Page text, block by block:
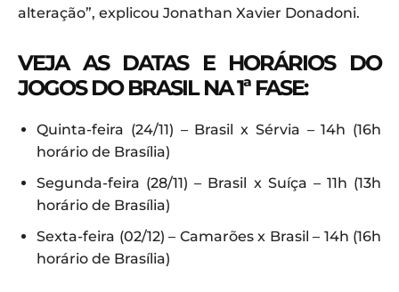
alteração”, explicou Jonathan Xavier Donadoni.
VEJA AS DATAS E HORÁRIOS DO
JOGOS DO BRASIL NA 1ª FASE:
Quinta-feira (24/11) – Brasil x Sérvia – 14h (16h
horário de Brasília)
Segunda-feira (28/11) – Brasil x Suíça – 11h (13h
horário de Brasília)
Sexta-feira (02/12) – Camarões x Brasil – 14h (16h
horário de Brasília)